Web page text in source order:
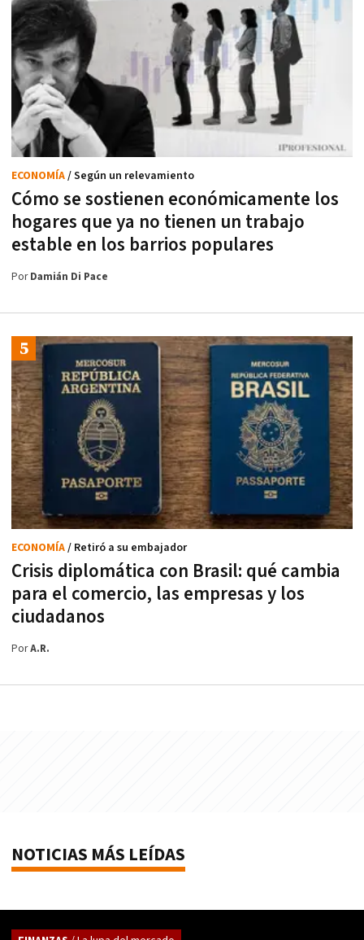
Cómo se sostienen económicamente los
hogares que ya no tienen un trabajo
estable en los barrios populares
ECONOMÍA/ Según un relevamiento
PorDamián Di Pace
Crisis diplomática con Brasil: qué cambia
para el comercio, las empresas y los
ciudadanos
ECONOMÍA/ Retiró a su embajador
PorA.R.
NOTICIAS MÁS LEÍDAS